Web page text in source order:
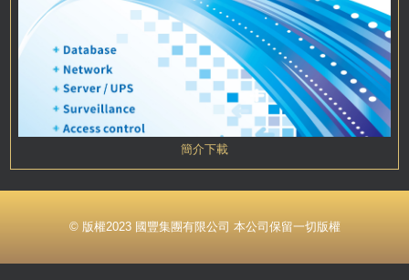
簡介下載
© 版權2023 國豐集團有限公司 本公司保留一切版權